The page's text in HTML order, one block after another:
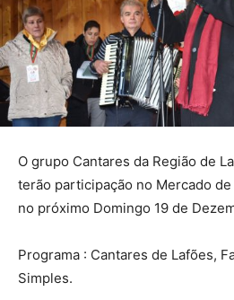
O grupo Cantares da Região de
terão participação no Mercado de
no próximo Domingo 19 de
Programa : Cantares de Lafões,
Simples.